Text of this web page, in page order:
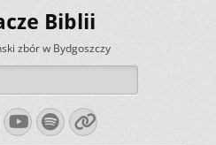
Biblii
zbór w Bydgoszczy
YouTube
Spotify
Link